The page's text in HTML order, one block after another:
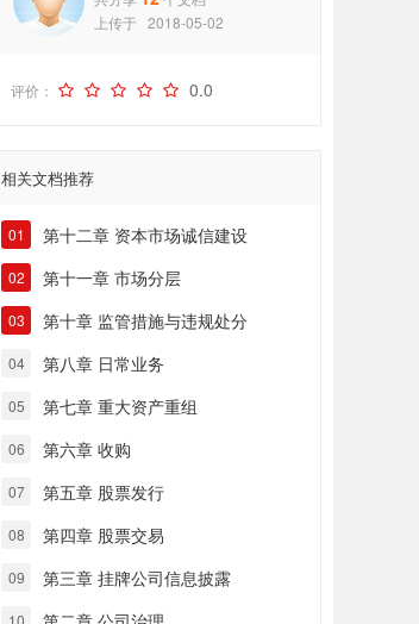
上传于 2018-05-02
评价： 0.0
相关文档推荐
01 第十二章 资本市场诚信建设
02 第十一章 市场分层
03 第十章 监管措施与违规处分
04 第八章 日常业务
05 第七章 重大资产重组
06 第六章 收购
07 第五章 股票发行
08 第四章 股票交易
09 第三章 挂牌公司信息披露
10